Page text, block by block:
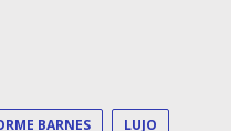
BARNES LUJO